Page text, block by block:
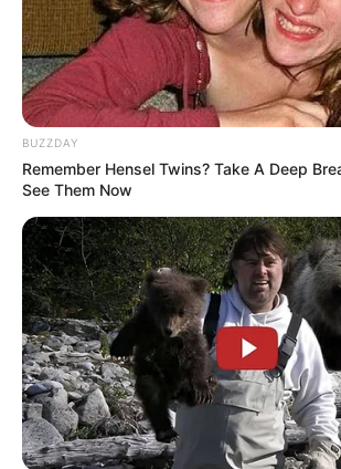
BUZZDAY
Remember Hensel Twins? Take A Deep
See Them Now